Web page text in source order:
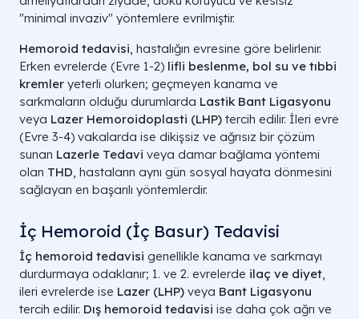
"minimal invaziv" yöntemlere evrilmiştir.
Hemoroid tedavisi, hastalığın evresine göre belirlenir.
Erken evrelerde (Evre 1-2) lifli beslenme, bol su ve tıbbi
kremler yeterli olurken; geçmeyen kanama ve
sarkmaların olduğu durumlarda Lastik Bant Ligasyonu
veya Lazer Hemoroidoplasti (LHP) tercih edilir. İleri evre
(Evre 3-4) vakalarda ise dikişsiz ve ağrısız bir çözüm
sunan Lazerle Tedavi veya damar bağlama yöntemi
olan THD, hastaların aynı gün sosyal hayata dönmesini
sağlayan en başarılı yöntemlerdir.
İç Hemoroid (İç Basur) Tedavisi​
İç hemoroid tedavisi genellikle kanama ve sarkmayı
durdurmaya odaklanır; 1. ve 2. evrelerde ilaç ve diyet,
ileri evrelerde ise Lazer (LHP) veya Bant Ligasyonu
tercih edilir. Dış hemoroid tedavisi ise daha çok ağrı ve